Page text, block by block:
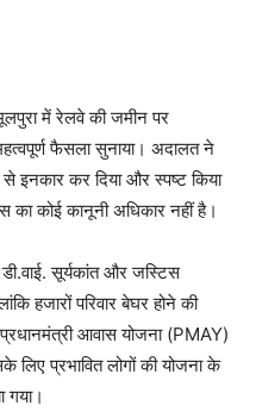
में रेलवे की जमीन पर
फैसला सुनाया। अदालत ने
इनकार कर दिया और स्पष्ट किया
का कोई कानूनी अधिकार नहीं है।
सूर्यकांत और जस्टिस
हजारों परिवार बेघर होने की
आवास योजना (PMAY)
लिए प्रभावित लोगों की योजना के
गया।